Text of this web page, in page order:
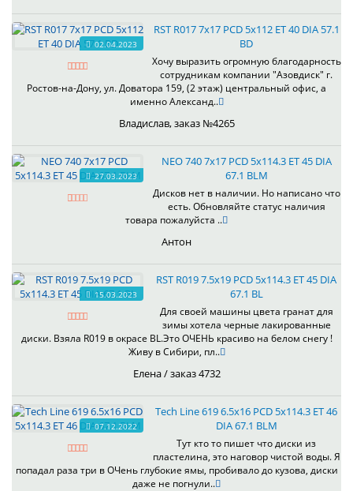
02.04.2023
RST R017 7x17 PCD 5x112 ET 40 DIA 57.1
BD
Хочу выразить огромную благодарность
сотрудникам компании "Азовдиск" г.
Ростов-на-Дону, ул. Доватора 159, (2 этаж) центральный офис, а
именно Александ..
Владислав, заказ №4265
27.03.2023
NEO 740 7x17 PCD 5x114.3 ET 45 DIA
67.1 BLM
Дисков нет в наличии. Но написано что
есть. Обновляйте статус наличия
товара пожалуйста ..
Антон
15.03.2023
RST R019 7.5x19 PCD 5x114.3 ET 45 DIA
67.1 BL
Для своей машины цвета гранат для
зимы хотела черные лакированные
диски. Взяла R019 в окрасе BL.Это ОЧЕНЬ красиво на белом снегу !
Живу в Сибири, пл..
Елена / заказ 4732
07.12.2022
Tech Line 619 6.5x16 PCD 5x114.3 ET 46
DIA 67.1 BLM
Тут кто то пишет что диски из
пластелина, это наговор чистой воды. Я
попадал раза три в ОЧень глубокие ямы, пробивало до кузова, диски
даже не погнули..